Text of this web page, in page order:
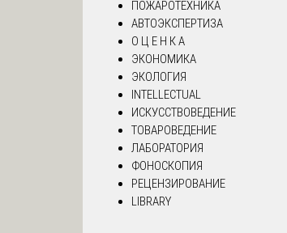
ПОЖАРОТЕХНИКА
АВТОЭКСПЕРТИЗА
О Ц Е Н К А
ЭКОНОМИКА
ЭКОЛОГИЯ
INTELLECTUAL
ИСКУССТВОВЕДЕНИЕ
ТОВАРОВЕДЕНИЕ
ЛАБОРАТОРИЯ
ФОНОСКОПИЯ
РЕЦЕНЗИРОВАНИЕ
LIBRARY